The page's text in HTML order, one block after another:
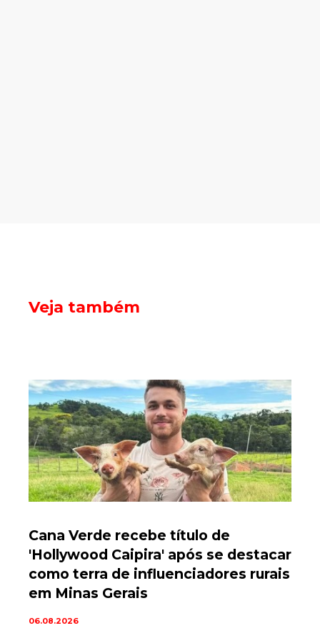
Veja também
Cana Verde recebe título de
'Hollywood Caipira' após se destacar
como terra de influenciadores rurais
em Minas Gerais
06.08.2026